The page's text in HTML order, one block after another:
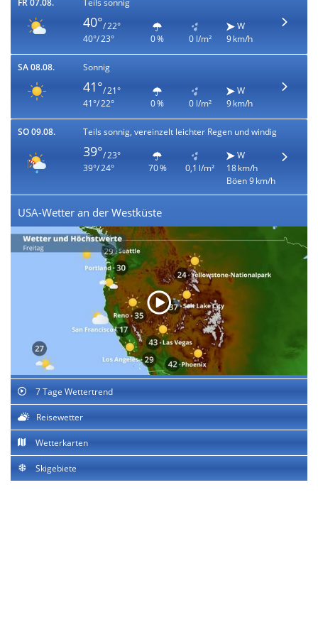
FR 07.08. Teils sonnig
40°/ 22°
40°/ 23°
0 % 0 l/m²
W
9 km/h
SA 08.08. Sonnig
41°/ 21°
41°/ 22°
0 % 0 l/m²
W
9 km/h
SO 09.08. Teils sonnig, vereinzelt leichter Regen und windig
39°/ 23°
39°/ 24°
70 % 0,1 l/m²
W
18 km/h
Böen 9 km/h
USA-Wetter an der Westküste
7 Tage Wettertrend
Reisewetter
Wetterkarten
Skigebiete